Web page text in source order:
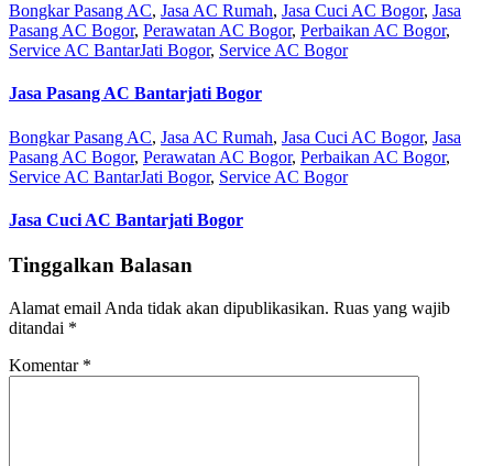
Bongkar Pasang AC, Jasa AC Rumah, Jasa Cuci AC Bogor, Jasa
Pasang AC Bogor, Perawatan AC Bogor, Perbaikan AC Bogor,
Service AC BantarJati Bogor, Service AC Bogor
Jasa Pasang AC Bantarjati Bogor
Bongkar Pasang AC, Jasa AC Rumah, Jasa Cuci AC Bogor, Jasa
Pasang AC Bogor, Perawatan AC Bogor, Perbaikan AC Bogor,
Service AC BantarJati Bogor, Service AC Bogor
Jasa Cuci AC Bantarjati Bogor
Tinggalkan Balasan
Alamat email Anda tidak akan dipublikasikan. Ruas yang wajib
ditandai *
Komentar *